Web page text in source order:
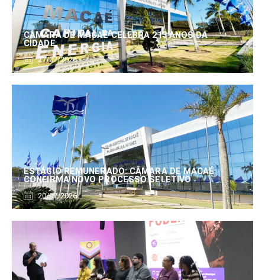
CÂMARA DE MACAÉ CELEBRA 213 ANOS DA
CIDADE
27/07/2026
ESTÁGIO REMUNERADO: CÂMARA DE MACAÉ
CONFIRMA NOVO PROCESSO SELETIVO
20/07/2026